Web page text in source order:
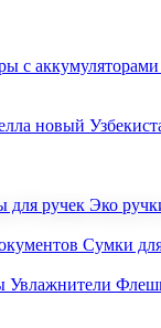
с аккумуляторами
новый
для ручек Эко
Сумки
Увлажнители
нашем